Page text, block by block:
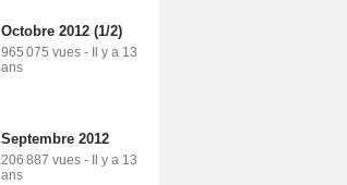
Octobre 2012 (1/2)
965 075 vues -
Il y a 13
ans
Septembre 2012
206 887 vues -
Il y a 13
ans